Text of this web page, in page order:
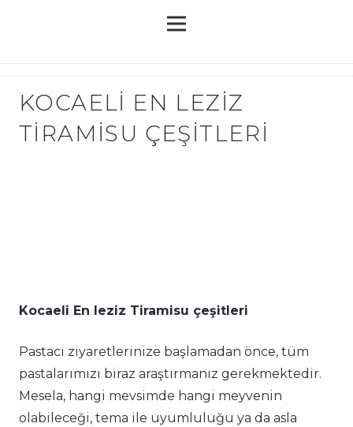
KOCAELI EN LEZIZ
TIRAMISU ÇEŞITLERI
Kocaeli En leziz Tiramisu çeşitleri
Pastacı ziyaretlerinize başlamadan önce, tüm
pastalarımızı biraz araştırmanız gerekmektedir.
Mesela, hangi mevsimde hangi meyvenin
olabileceği, tema ile uyumluluğu ya da asla